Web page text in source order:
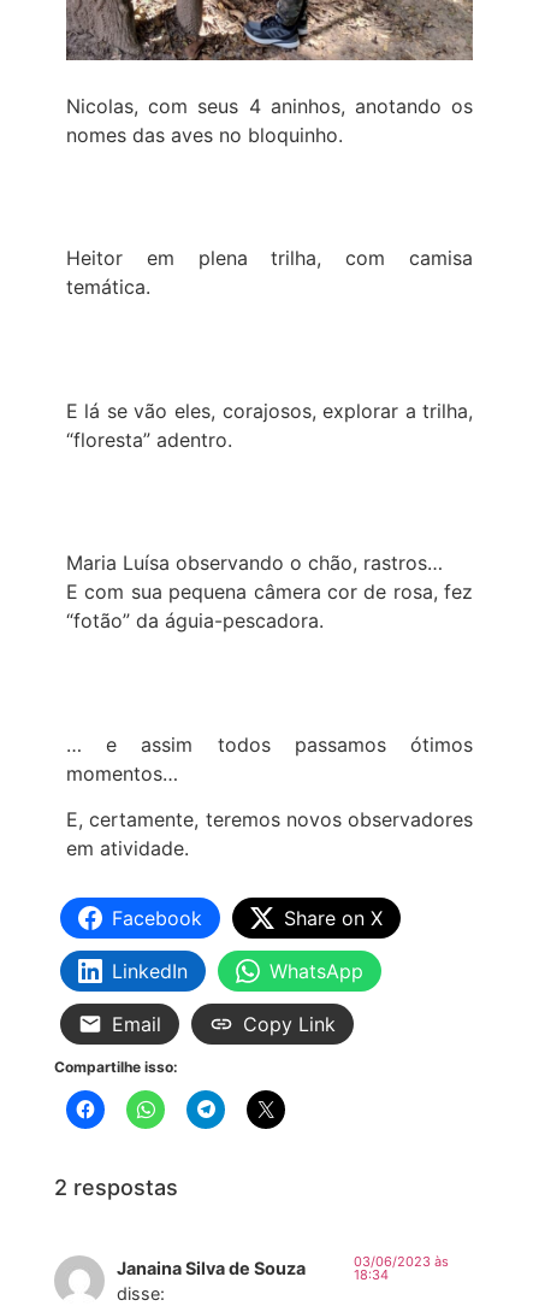
Nicolas, com seus 4 aninhos, anotando os
nomes das aves no bloquinho.
Heitor em plena trilha, com camisa
temática.
E lá se vão eles, corajosos, explorar a trilha,
“floresta” adentro.
Maria Luísa observando o chão, rastros…
E com sua pequena câmera cor de rosa, fez
“fotão” da águia-pescadora.
… e assim todos passamos ótimos
momentos…
E, certamente, teremos novos observadores
em atividade.
Facebook Share on X
LinkedIn WhatsApp
Email Copy Link
Compartilhe isso:
2 respostas
Janaina Silva de Souza
disse:
03/06/2023 às
18:34